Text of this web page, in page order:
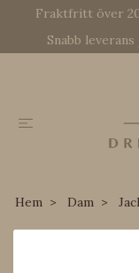
Fraktfritt över
Snabb
Hem Dam